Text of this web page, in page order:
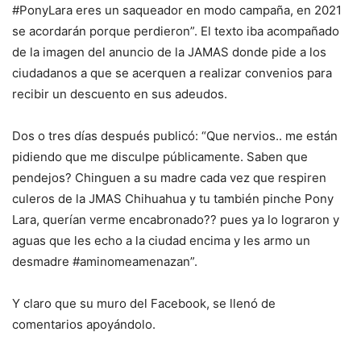
#PonyLara eres un saqueador en modo campaña, en 2021
se acordarán porque perdieron”. El texto iba acompañado
de la imagen del anuncio de la JAMAS donde pide a los
ciudadanos a que se acerquen a realizar convenios para
recibir un descuento en sus adeudos.
Dos o tres días después publicó: “Que nervios.. me están
pidiendo que me disculpe públicamente. Saben que
pendejos? Chinguen a su madre cada vez que respiren
culeros de la JMAS Chihuahua y tu también pinche Pony
Lara, querían verme encabronado?? pues ya lo lograron y
aguas que les echo a la ciudad encima y les armo un
desmadre #aminomeamenazan”.
Y claro que su muro del Facebook, se llenó de
comentarios apoyándolo.